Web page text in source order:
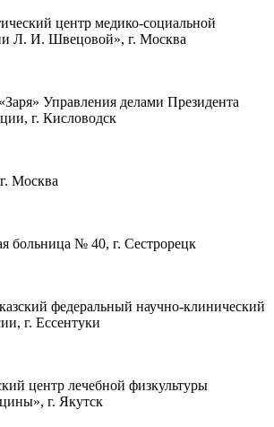
центр медико-социальной
Л. И. Швецовой», г. Москва
Управления делами Президента
г. Кисловодск
Москва
больница № 40, г. Сестрорецк
федеральный научно-клинический
г. Ессентуки
центр лечебной физкультуры
г. Якутск